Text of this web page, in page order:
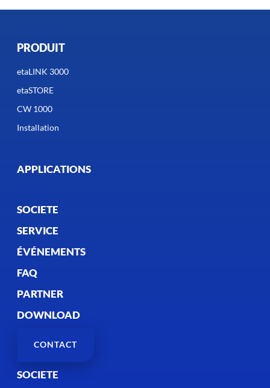
PRODUIT
etaLINK 3000
etaSTORE
CW 1000
Installation
APPLICATIONS
SOCIETE
SERVICE
ÉVÉNEMENTS
FAQ
PARTNER
DOWNLOAD
CONTACT
SOCIETE